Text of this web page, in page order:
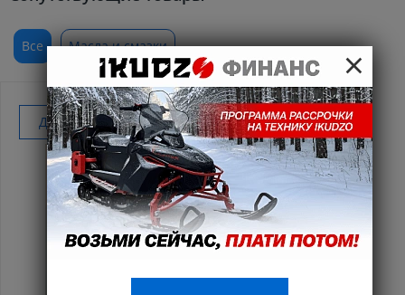
Все Масла и смазки
Добавить к покупке
×